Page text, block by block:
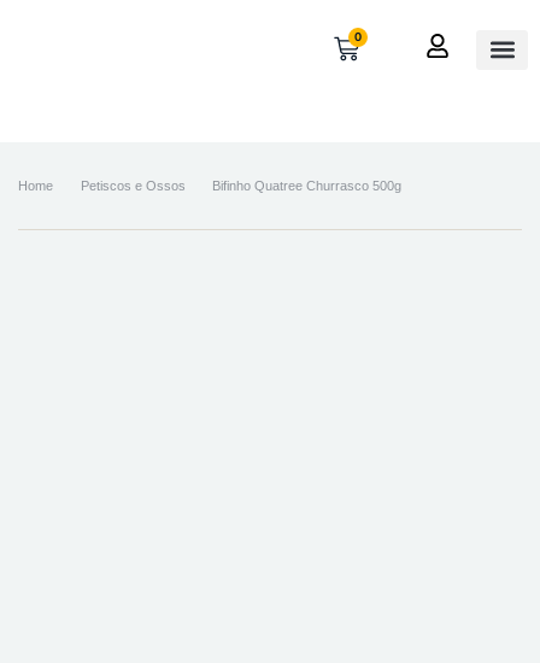
0
Home Petiscos e Ossos Bifinho Quatree Churrasco 500g